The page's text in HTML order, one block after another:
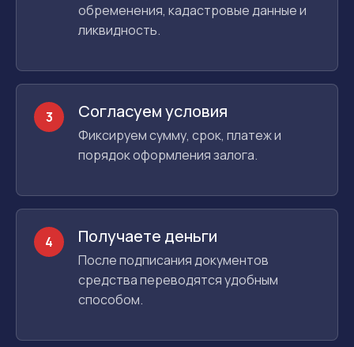
обременения, кадастровые данные и
ликвидность.
3 Согласуем условия
Фиксируем сумму, срок, платеж и
порядок оформления залога.
4 Получаете деньги
После подписания документов
средства переводятся удобным
способом.